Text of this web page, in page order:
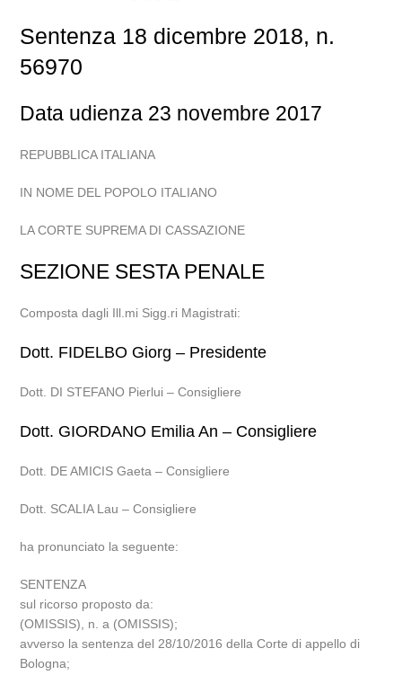
Sentenza 18 dicembre 2018, n.
56970
Data udienza 23 novembre 2017
REPUBBLICA ITALIANA
IN NOME DEL POPOLO ITALIANO
LA CORTE SUPREMA DI CASSAZIONE
SEZIONE SESTA PENALE
Composta dagli Ill.mi Sigg.ri Magistrati:
Dott. FIDELBO Giorg – Presidente
Dott. DI STEFANO Pierlui – Consigliere
Dott. GIORDANO Emilia An – Consigliere
Dott. DE AMICIS Gaeta – Consigliere
Dott. SCALIA Lau – Consigliere
ha pronunciato la seguente:
SENTENZA
sul ricorso proposto da:
(OMISSIS), n. a (OMISSIS);
avverso la sentenza del 28/10/2016 della Corte di appello di
Bologna;